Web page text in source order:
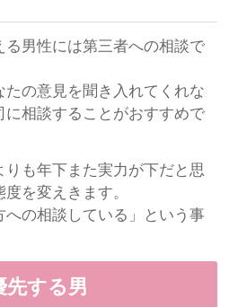
る男性には第三者への相談で
たの意見を聞き入れてくれな
に相談することがおすすめで
も年下また実力が下だと思
を変えきます。
への相談している」という事
先する男